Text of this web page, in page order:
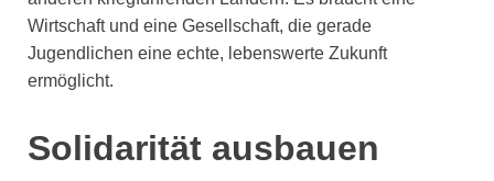
Wirtschaft und eine Gesellschaft, die gerade
Jugendlichen eine echte, lebenswerte Zukunft
ermöglicht.
Solidarität ausbauen